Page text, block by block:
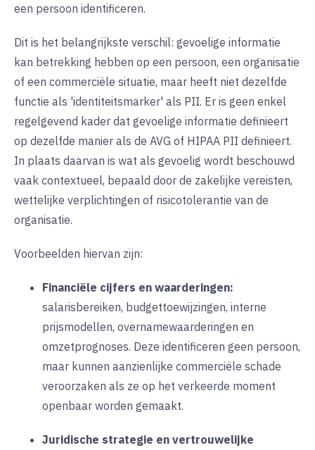
een persoon identificeren.
Dit is het belangrijkste verschil: gevoelige informatie
kan betrekking hebben op een persoon, een organisatie
of een commerciële situatie, maar heeft niet dezelfde
functie als 'identiteitsmarker' als PII. Er is geen enkel
regelgevend kader dat gevoelige informatie definieert
op dezelfde manier als de AVG of HIPAA PII definieert.
In plaats daarvan is wat als gevoelig wordt beschouwd
vaak contextueel, bepaald door de zakelijke vereisten,
wettelijke verplichtingen of risicotolerantie van de
organisatie.
Voorbeelden hiervan zijn:
Financiële cijfers en waarderingen:
salarisbereiken, budgettoewijzingen, interne
prijsmodellen, overnamewaarderingen en
omzetprognoses. Deze identificeren geen persoon,
maar kunnen aanzienlijke commerciële schade
veroorzaken als ze op het verkeerde moment
openbaar worden gemaakt.
Juridische strategie en vertrouwelijke